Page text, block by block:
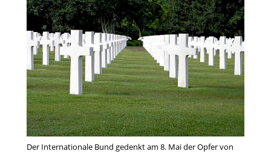
Der Internationale Bund gedenkt am 8. Mai der Opfer von